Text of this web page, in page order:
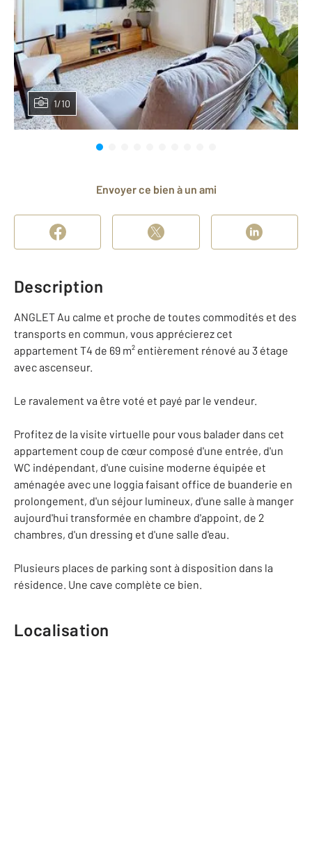
1/10
Envoyer ce bien à un ami
Description
ANGLET Au calme et proche de toutes commodités et des
transports en commun, vous apprécierez cet
appartement T4 de 69 m² entièrement rénové au 3 étage
avec ascenseur.
Le ravalement va être voté et payé par le vendeur.
Profitez de la visite virtuelle pour vous balader dans cet
appartement coup de cœur composé d'une entrée, d'un
WC indépendant, d'une cuisine moderne équipée et
aménagée avec une loggia faisant office de buanderie en
prolongement, d'un séjour lumineux, d'une salle à manger
aujourd'hui transformée en chambre d'appoint, de 2
chambres, d'un dressing et d'une salle d'eau.
Plusieurs places de parking sont à disposition dans la
résidence. Une cave complète ce bien.
Localisation